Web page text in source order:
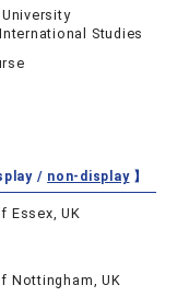
Studies
/ non-display】
Essex, UK
Nottingham, UK